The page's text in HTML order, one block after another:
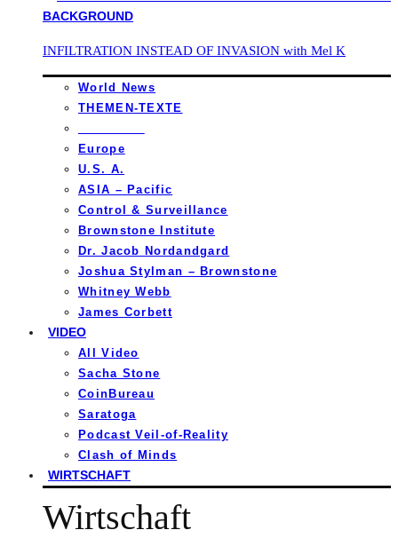
INFILTRATION INSTEAD OF INVASION with Mel K
World News
THEMEN-TEXTE
Europe
U.S. A.
ASIA – Pacific
Control & Surveillance
Brownstone Institute
Dr. Jacob Nordandgard
Joshua Stylman – Brownstone
Whitney Webb
James Corbett
VIDEO
All Video
Sacha Stone
CoinBureau
Saratoga
Podcast Veil-of-Reality
Clash of Minds
WIRTSCHAFT
Wirtschaft